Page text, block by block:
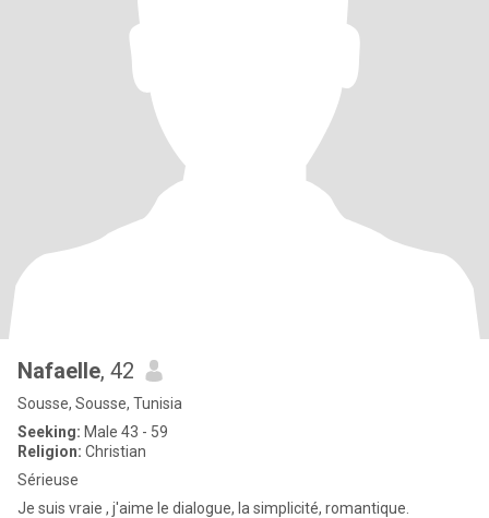
Nafaelle, 42
Sousse, Sousse, Tunisia
Seeking: Male 43 - 59
Religion: Christian
Sérieuse
Je suis vraie , j'aime le dialogue, la simplicité, romantique.